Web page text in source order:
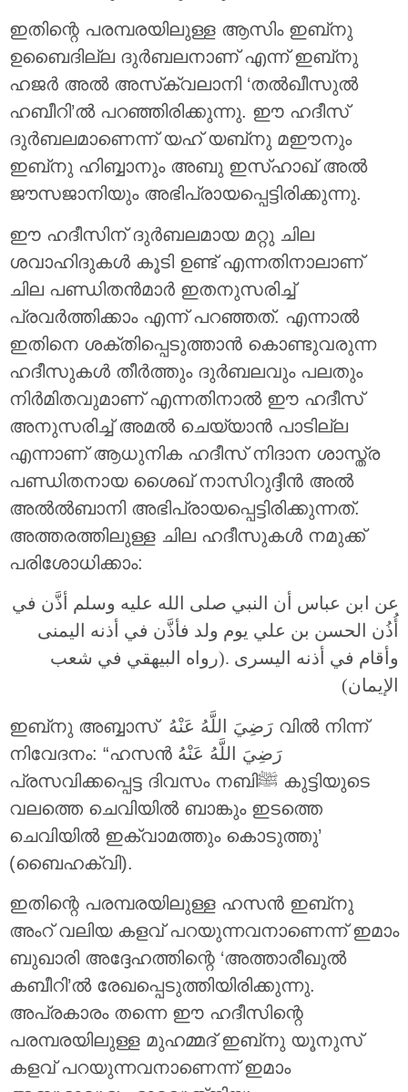
ഇതിന്റെ പരമ്പരയിലുള്ള ആസിം ഇബ്‌നു
ഉബൈദില്ല ദുർബലനാണ് എന്ന് ഇബ്‌നു
ഹജർ അൽ അസ്‌ക്വലാനി ‘തൽഖീസുൽ
ഹബീറി’ൽ പറഞ്ഞിരിക്കുന്നു. ഈ ഹദീസ്
ദുർബലമാണെന്ന് യഹ് യബ്‌നു മഈനും
ഇബ്‌നു ഹിബ്ബാനും അബു ഇസ്ഹാഖ് അൽ
ജൗസജാനിയും അഭിപ്രായപ്പെട്ടിരിക്കുന്നു.
ഈ ഹദീസിന് ദുർബലമായ മറ്റു ചില
ശവാഹിദുകൾ കൂടി ഉണ്ട് എന്നതിനാലാണ്
ചില പണ്ഡിതൻമാർ ഇതനുസരിച്ച്
പ്രവർത്തിക്കാം എന്ന് പറഞ്ഞത്. എന്നാൽ
ഇതിനെ ശക്തിപ്പെടുത്താൻ കൊണ്ടുവരുന്ന
ഹദീസുകൾ തീർത്തും ദുർബലവും പലതും
നിർമിതവുമാണ് എന്നതിനാൽ ഈ ഹദീസ്
അനുസരിച്ച് അമൽ ചെയ്യാൻ പാടില്ല
എന്നാണ് ആധുനിക ഹദീസ് നിദാന ശാസ്ത്ര
പണ്ഡിതനായ ശൈഖ് നാസിറുദ്ദീൻ അൽ
അൽൽബാനി അഭിപ്രായപ്പെട്ടിരിക്കുന്നത്.
അത്തരത്തിലുള്ള ചില ഹദീസുകൾ നമുക്ക്
പരിശോധിക്കാം:
عن ابن عباس أن النبي صلى الله عليه وسلم أذَّن في
أُذُن الحسن بن علي يوم ولد فأذَّن في أذنه اليمنى
وأقام في أذنه اليسرى .(رواه البيهقي في شعب
الإيمان)
ഇബ്‌നു അബ്ബാസ് رَضِيَ اللَّهُ عَنْهُ വിൽ നിന്ന്
നിവേദനം: “ഹസൻ رَضِيَ اللَّهُ عَنْهُ
പ്രസവിക്കപ്പെട്ട ദിവസം നബിﷺ കുട്ടിയുടെ
വലത്തെ ചെവിയിൽ ബാങ്കും ഇടത്തെ
ചെവിയിൽ ഇക്വാമത്തും കൊടുത്തു’
(ബൈഹക്വി).
ഇതിന്റെ പരമ്പരയിലുള്ള ഹസൻ ഇബ്‌നു
അംറ് വലിയ കളവ് പറയുന്നവനാണെന്ന് ഇമാം
ബുഖാരി അദ്ദേഹത്തിന്റെ ‘അത്താരീഖുൽ
കബീറി’ൽ രേഖപ്പെടുത്തിയിരിക്കുന്നു.
അപ്രകാരം തന്നെ ഈ ഹദീസിന്റെ
പരമ്പരയിലുള്ള മുഹമ്മദ് ഇബ്‌നു യൂനുസ്
കളവ് പറയുന്നവനാണെന്ന് ഇമാം